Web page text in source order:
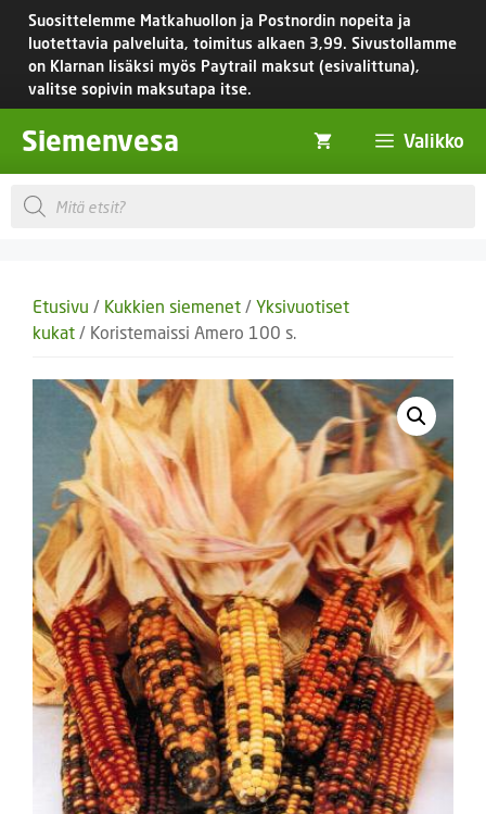
Siirry
sisältöön
Suosittelemme Matkahuollon ja Postnordin nopeita ja
luotettavia palveluita, toimitus alkaen 3,99. Sivustollamme
on Klarnan lisäksi myös Paytrail maksut (esivalittuna),
valitse sopivin maksutapa itse.
Siemenvesa Valikko
Products
search
Etusivu / Kukkien siemenet / Yksivuotiset
kukat / Koristemaissi Amero 100 s.